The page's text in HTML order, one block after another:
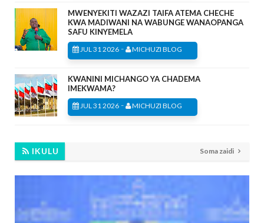
MWENYEKITI WAZAZI TAIFA ATEMA CHECHE
KWA MADIWANI NA WABUNGE WANAOPANGA
SAFU KINYEMELA
JUL 31 2026 - MICHUZI BLOG
KWANINI MICHANGO YA CHADEMA
IMEKWAMA?
JUL 31 2026 - MICHUZI BLOG
IKULU Soma zaidi